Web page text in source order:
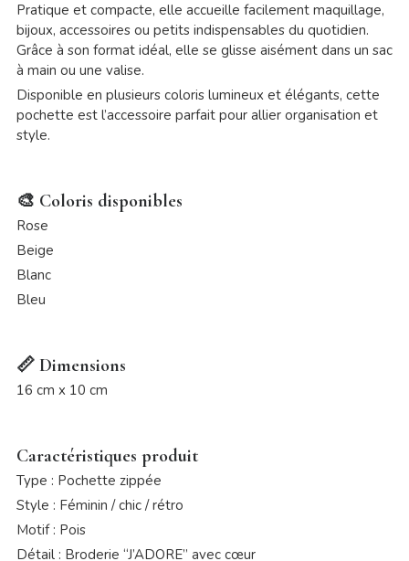
Pratique et compacte, elle accueille facilement maquillage,
bijoux, accessoires ou petits indispensables du quotidien.
Grâce à son format idéal, elle se glisse aisément dans un sac
à main ou une valise.
Disponible en plusieurs coloris lumineux et élégants, cette
pochette est l’accessoire parfait pour allier organisation et
style.
🎨 Coloris disponibles
Rose
Beige
Blanc
Bleu
📏 Dimensions
16 cm x 10 cm
Caractéristiques produit
Type : Pochette zippée
Style : Féminin / chic / rétro
Motif : Pois
Détail : Broderie “J’ADORE” avec cœur